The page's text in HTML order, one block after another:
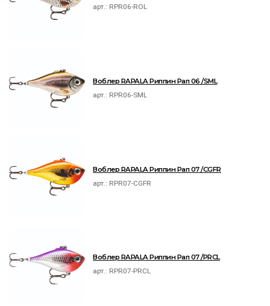
арт.: RPR06-ROL
Воблер RAPALA Риппин Рап 06 /SML
арт.: RPR06-SML
Воблер RAPALA Риппин Рап 07 /CGFR
арт.: RPR07-CGFR
Воблер RAPALA Риппин Рап 07 /PRCL
арт.: RPR07-PRCL